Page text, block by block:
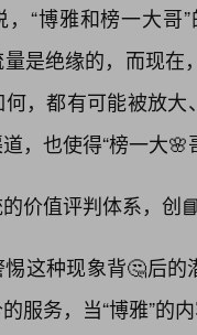
，“博雅和榜一大哥
是绝缘的，而现
，都有可能被放
，也使得“榜一大🌸
价值评判体系，创
这种现象背🤔后的
服务，当“博雅”的